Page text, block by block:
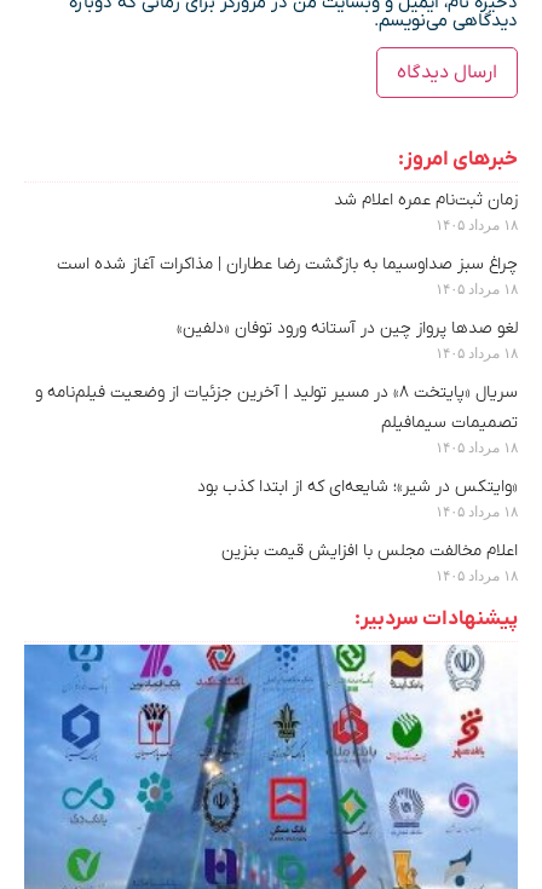
دیدگاهی می‌نویسم.
خبرهای امروز:
زمان ثبت‌نام عمره اعلام شد
۱۸ مرداد ۱۴۰۵
چراغ سبز صداوسیما به بازگشت رضا عطاران | مذاکرات آغاز شده است
۱۸ مرداد ۱۴۰۵
لغو صدها پرواز چین در آستانه ورود توفان «دلفین»
۱۸ مرداد ۱۴۰۵
سریال «پایتخت ۸» در مسیر تولید | آخرین جزئیات از وضعیت فیلم‌نامه و
تصمیمات سیمافیلم
۱۸ مرداد ۱۴۰۵
«وایتکس در شیر»؛ شایعه‌ای که از ابتدا کذب بود
۱۸ مرداد ۱۴۰۵
اعلام مخالفت مجلس با افزایش قیمت بنزین
۱۸ مرداد ۱۴۰۵
پیشنهادات سردبیر: